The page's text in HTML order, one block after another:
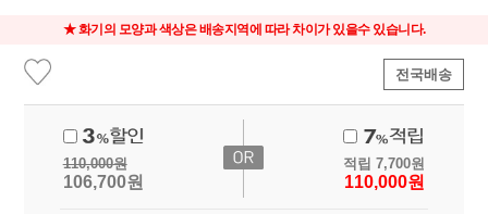
★ 화기의 모양과 색상은 배송지역에 따라 차이가 있을수 있습니다.
전국배송
110,000원
106,700원
적립 7,700원
110,000원